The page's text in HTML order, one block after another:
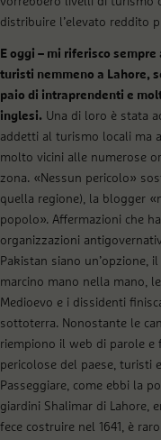
distribuire l’elevato reddito
E oggi – mi riferisco
turisti nemmeno a Lahore,
paio di intraprendenti e
inglesi. Una di loro è stata
addetti al turismo locali ma
molto vicini alle numerose
zona. «Nessun pericolo»
quella regione), la blogger
popolo». Affermazioni che
organizzazioni
Pakistan siano un’opzione,
marcino mano nella mano,
Medioevo e i dissidenti
sottoterra. Nonostante le
riempiono il web di parole e
pericolose del paese, turisti
Passeggiare, come ebbi la
giardini Shalimar di Lahore,
fece costruire nel 1641, è